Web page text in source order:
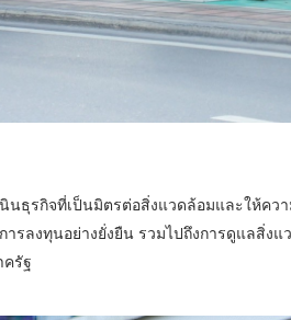
นินธุรกิจที่เป็นมิตรต่อสิ่งแวดล้อมและให้
ารลงทุนอย่างยั่งยืน รวมไปถึงการดูแลสิ่
รัฐ